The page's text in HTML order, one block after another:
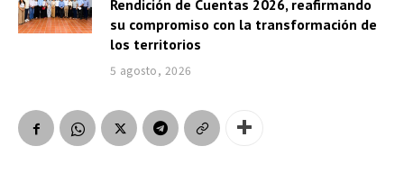
Rendición de Cuentas 2026, reafirmando
su compromiso con la transformación de
los territorios
5 agosto, 2026